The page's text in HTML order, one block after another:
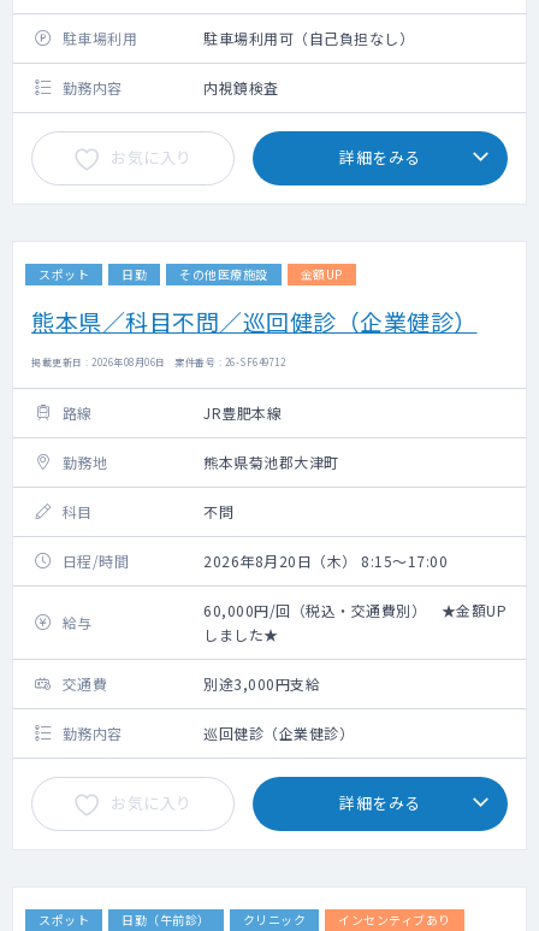
駐車場利用 駐車場利用可（自己負担なし）
勤務内容 内視鏡検査
お気に入り 詳細をみる
スポット 日勤 その他医療施設 金額UP
熊本県／科目不問／巡回健診（企業健診）
掲載更新日 : 2026年08月06日 案件番号 : 26-SF649712
路線 JR豊肥本線
勤務地 熊本県菊池郡大津町
科目 不問
日程/時間 2026年8月20日（木） 8:15～17:00
給与
60,000円/回（税込・交通費別） ★金額UP
しました★
交通費 別途3,000円支給
勤務内容 巡回健診（企業健診）
お気に入り 詳細をみる
スポット 日勤（午前診） クリニック
インセンティブあり